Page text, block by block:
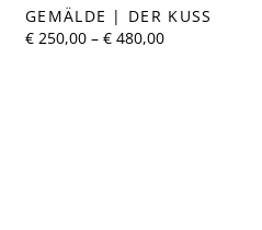
GEMÄLDE | DER KUSS
€ 250,00 –€ 480,00Preisspanne: